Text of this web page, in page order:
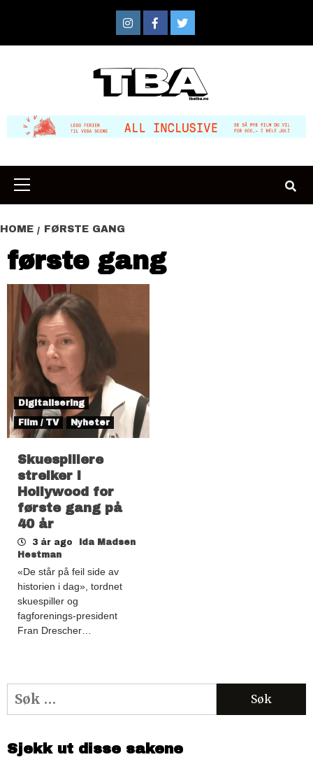
content
InstagramFacebook
Twitter
Primary
Menu
HOME FØRSTE GANG
første gang
Digitalisering
Film / TV
Nyheter
Skuespillere
streiker i
Hollywood for
første gang på
40 år
3 år ago
Ida Madsen
Hestman
«De står på feil side av
historien i dag», tordnet
skuespiller og
fagforenings-president
Fran Drescher…
Søk
etter:
Sjekk ut disse sakene